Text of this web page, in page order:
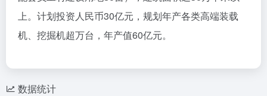
上。计划投资人民币30亿元，规划年产各类高端装载
机、挖掘机超万台，年产值60亿元。
数据统计